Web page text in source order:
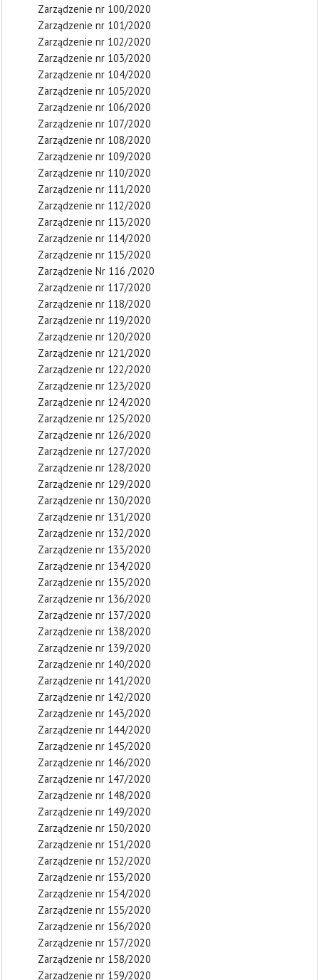
Zarządzenie nr 100/2020
Zarządzenie nr 101/2020
Zarządzenie nr 102/2020
Zarządzenie nr 103/2020
Zarządzenie nr 104/2020
Zarządzenie nr 105/2020
Zarządzenie nr 106/2020
Zarządzenie nr 107/2020
Zarządzenie nr 108/2020
Zarządzenie nr 109/2020
Zarządzenie nr 110/2020
Zarządzenie nr 111/2020
Zarządzenie nr 112/2020
Zarządzenie nr 113/2020
Zarządzenie nr 114/2020
Zarządzenie nr 115/2020
Zarządzenie Nr 116 /2020
Zarządzenie nr 117/2020
Zarządzenie nr 118/2020
Zarządzenie nr 119/2020
Zarządzenie nr 120/2020
Zarządzenie nr 121/2020
Zarządzenie nr 122/2020
Zarządzenie nr 123/2020
Zarządzenie nr 124/2020
Zarządzenie nr 125/2020
Zarządzenie nr 126/2020
Zarządzenie nr 127/2020
Zarządzenie nr 128/2020
Zarządzenie nr 129/2020
Zarządzenie nr 130/2020
Zarządzenie nr 131/2020
Zarządzenie nr 132/2020
Zarządzenie nr 133/2020
Zarządzenie nr 134/2020
Zarządzenie nr 135/2020
Zarządzenie nr 136/2020
Zarządzenie nr 137/2020
Zarządzenie nr 138/2020
Zarządzenie nr 139/2020
Zarządzenie nr 140/2020
Zarządzenie nr 141/2020
Zarządzenie nr 142/2020
Zarządzenie nr 143/2020
Zarządzenie nr 144/2020
Zarządzenie nr 145/2020
Zarządzenie nr 146/2020
Zarządzenie nr 147/2020
Zarządzenie nr 148/2020
Zarządzenie nr 149/2020
Zarządzenie nr 150/2020
Zarządzenie nr 151/2020
Zarządzenie nr 152/2020
Zarządzenie nr 153/2020
Zarządzenie nr 154/2020
Zarządzenie nr 155/2020
Zarządzenie nr 156/2020
Zarządzenie nr 157/2020
Zarządzenie nr 158/2020
Zarządzenie nr 159/2020